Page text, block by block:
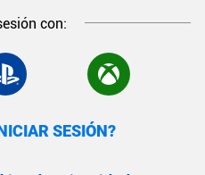
con:
SESIÓN?